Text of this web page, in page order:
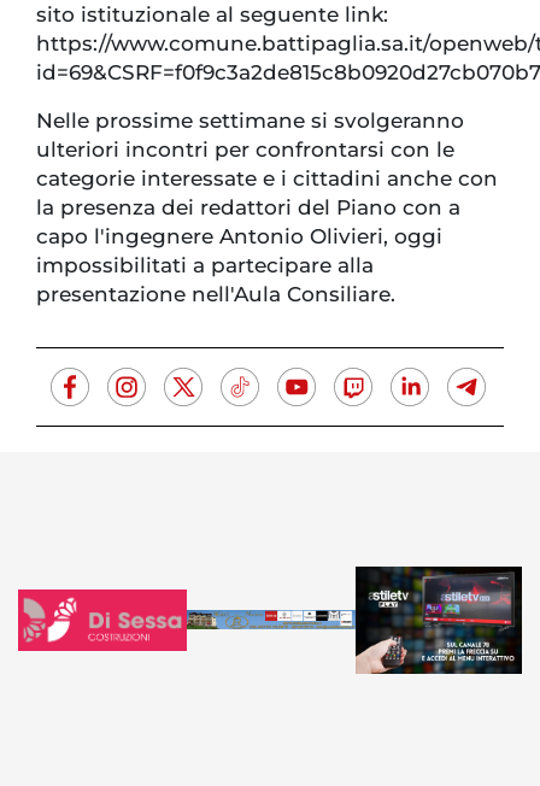
sito istituzionale al seguente link:
https://www.comune.battipaglia.sa.it/
Nelle prossime settimane si svolgeranno
ulteriori incontri per confrontarsi con le
categorie interessate e i cittadini anche con
la presenza dei redattori del Piano con a
capo l'ingegnere Antonio Olivieri, oggi
impossibilitati a partecipare alla
presentazione nell'Aula Consiliare.